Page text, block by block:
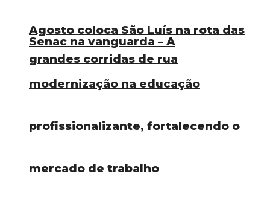
Agosto coloca São Luís na rota das
grandes corridas de rua
Senac na vanguarda – A
modernização na educação
profissionalizante, fortalecendo o
mercado de trabalho